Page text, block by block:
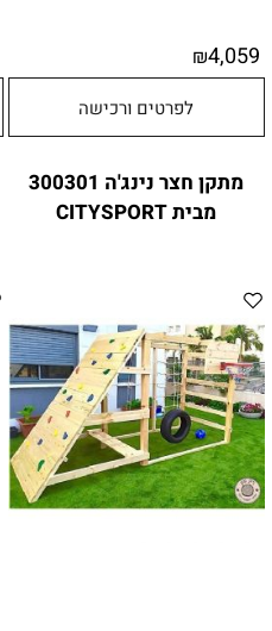
₪4,059
לפרטים ורכישה
מתקן חצר נינג'ה 300301
מבית CITYSPORT